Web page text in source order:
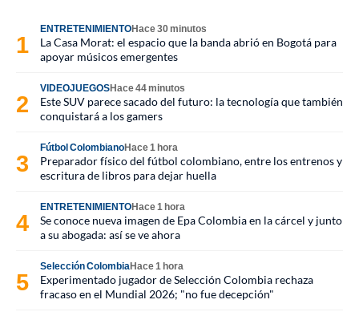
ENTRETENIMIENTOHace 30 minutos
La Casa Morat: el espacio que la banda abrió en Bogotá para
apoyar músicos emergentes
VIDEOJUEGOSHace 44 minutos
Este SUV parece sacado del futuro: la tecnología que también
conquistará a los gamers
Fútbol ColombianoHace 1 hora
Preparador físico del fútbol colombiano, entre los entrenos y
escritura de libros para dejar huella
ENTRETENIMIENTOHace 1 hora
Se conoce nueva imagen de Epa Colombia en la cárcel y junto
a su abogada: así se ve ahora
Selección ColombiaHace 1 hora
Experimentado jugador de Selección Colombia rechaza
fracaso en el Mundial 2026; "no fue decepción"